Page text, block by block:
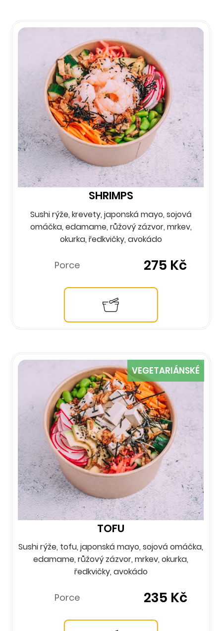
SHRIMPS
Sushi rýže, krevety, japonská mayo, sojová
omáčka, edamame, růžový zázvor, mrkev,
okurka, ředkvičky, avokádo
Porce 275 Kč
VEGETARIÁNSKÉ
TOFU
Sushi rýže, tofu, japonská mayo, sojová omáčka,
edamame, růžový zázvor, mrkev, okurka,
ředkvičky, avokádo
Porce 235 Kč